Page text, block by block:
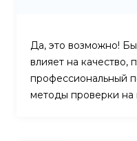
Да, это возможно!
влияет на качество,
профессиональный
методы проверки на